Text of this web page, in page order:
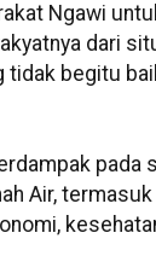
Ngawi
dari
tidak begitu
pada
Air,